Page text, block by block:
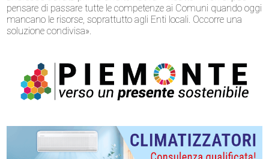
pensare di passare tutte le competenze ai Comuni quando oggi
mancano le risorse, soprattutto agli Enti locali. Occorre una
soluzione condivisa».